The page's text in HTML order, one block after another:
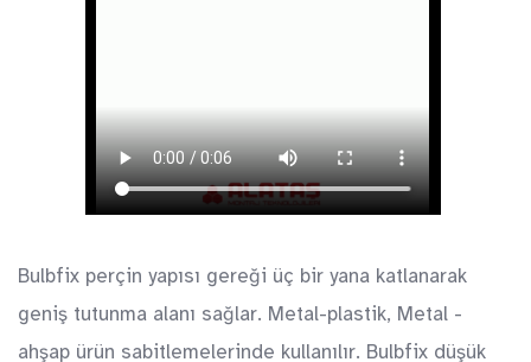
Bulbfix perçin yapısı gereği üç bir yana katlanarak
geniş tutunma alanı sağlar. Metal-plastik, Metal -
ahşap ürün sabitlemelerinde kullanılır. Bulbfix düşük